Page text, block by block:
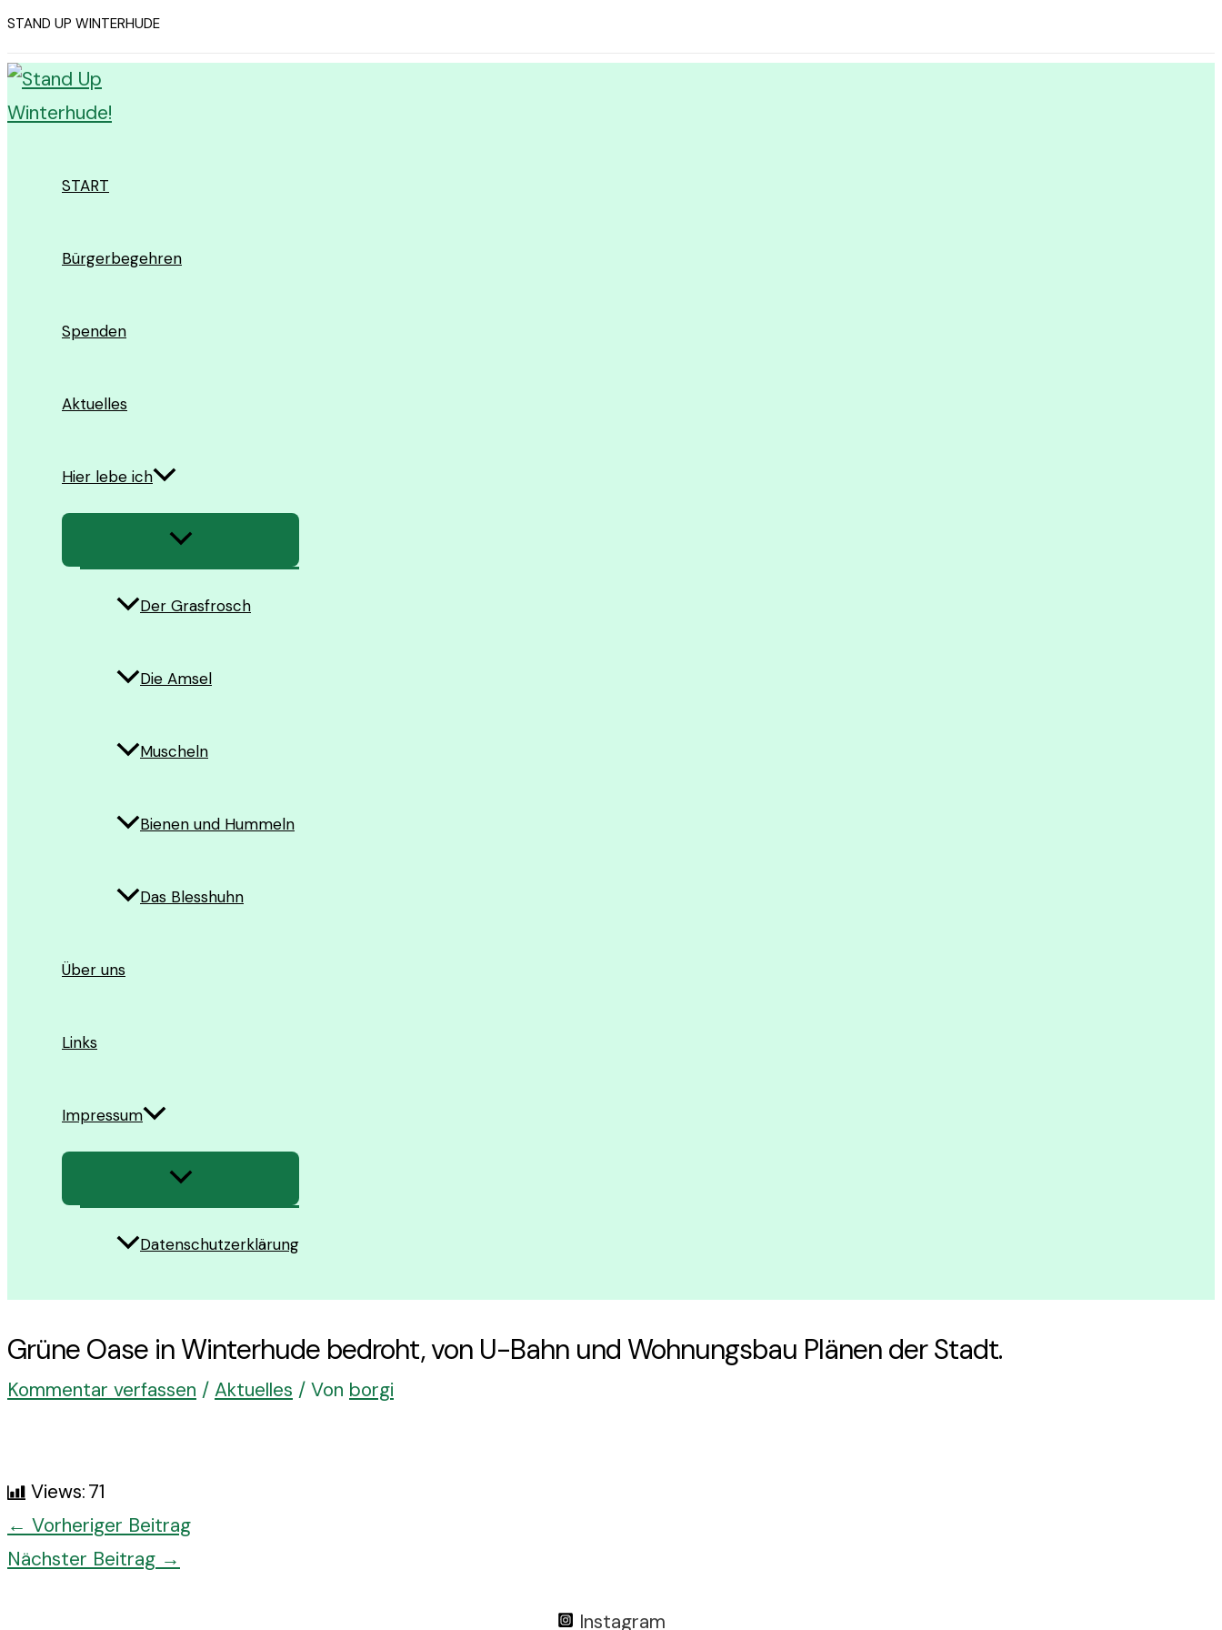
Zum
Inhalt
springen
STAND UP WINTERHUDE
START
Bürgerbegehren
Spenden
Aktuelles
Hier lebe ich
Menü
Der Grasfrosch
Die Amsel
Muscheln
Bienen und Hummeln
Das Blesshuhn
Über uns
Links
Impressum
Menü
Datenschutzerklärung
Grüne Oase in Winterhude bedroht, von U-Bahn und Wohnungsbau Plänen der Stadt.
Kommentar verfassen / Aktuelles / Von borgi
Views:71
Post
navigation
← Vorheriger Beitrag
Nächster Beitrag →
Instagram